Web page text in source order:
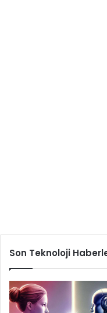
Son Teknoloji